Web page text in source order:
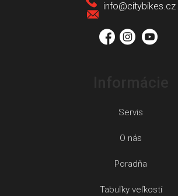
info@citybikes.cz
Servis
O nás
Poradňa
Tabuľky veľkostí